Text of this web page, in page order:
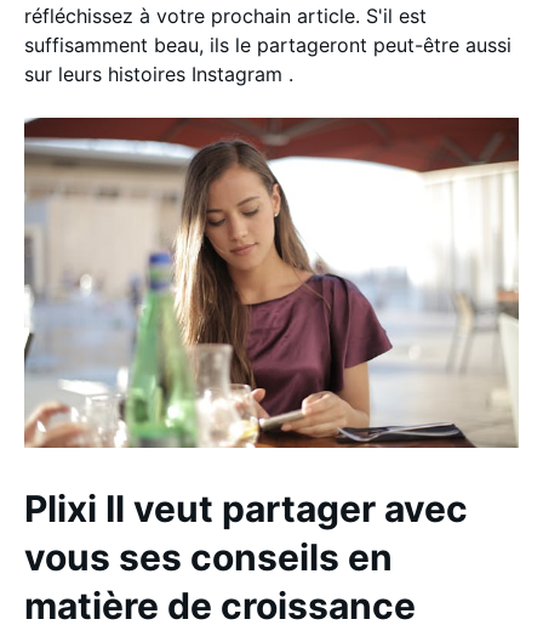
réfléchissez à votre prochain article. S'il est
suffisamment beau, ils le partageront peut-être aussi
sur leurs histoires Instagram .
Plixi Il veut partager avec
vous ses conseils en
matière de croissance